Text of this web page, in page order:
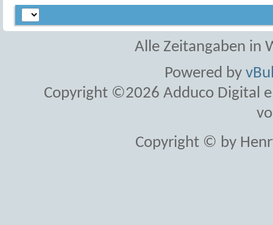
Alle Zeitangaben in
Powered by
Copyright ©2026 Adduco Digital
Copyright © by